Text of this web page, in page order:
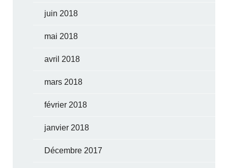
juin 2018
mai 2018
avril 2018
mars 2018
février 2018
janvier 2018
Décembre 2017